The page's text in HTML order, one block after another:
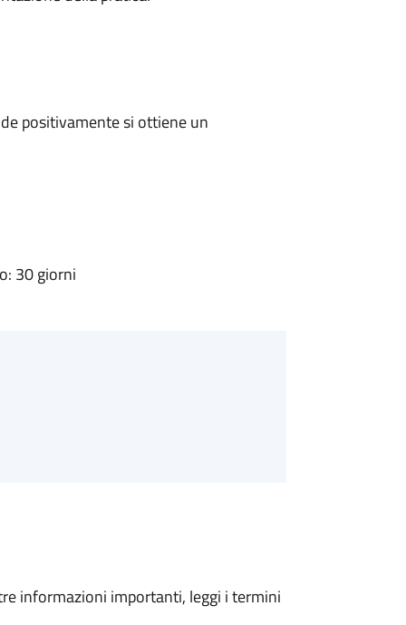
positivamente si ottiene un
30 giorni
informazioni importanti, leggi i termini